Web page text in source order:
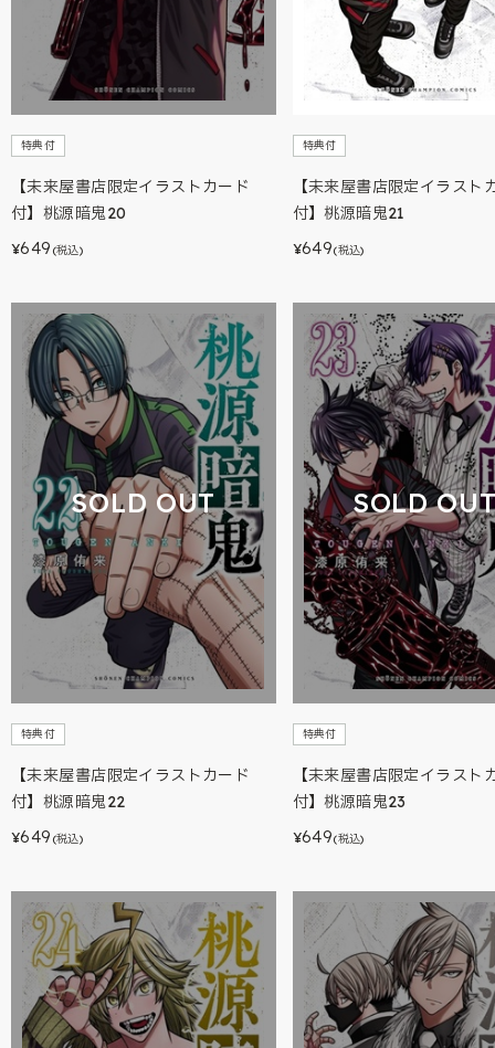
特典付
【未来屋書店限定イラストカード
付】桃源暗鬼20
¥649 (税込)
特典付
【未来屋書店限定イラスト
付】桃源暗鬼21
¥649(税込)
SOLD OUT
特典付
【未来屋書店限定イラストカード
付】桃源暗鬼22
¥649 (税込)
SOLD
特典付
【未来屋書店限定イラスト
付】桃源暗鬼23
¥649(税込)